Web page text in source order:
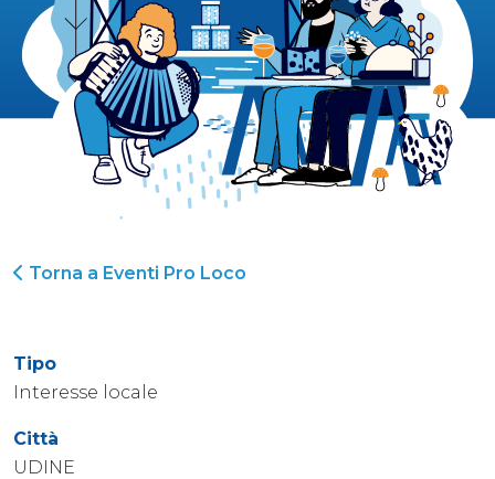
Torna a Eventi Pro Loco
Tipo
Interesse locale
Città
UDINE